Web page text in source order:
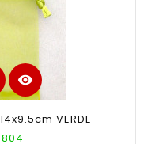
visibility
VERDE
804